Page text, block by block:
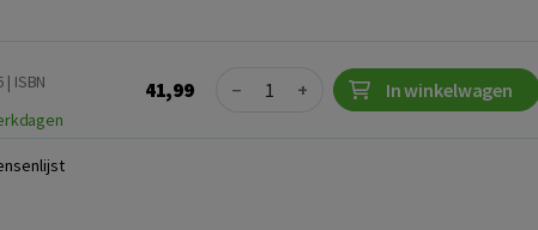
ISBN
41,99 Quantity
− + In winkelwagen